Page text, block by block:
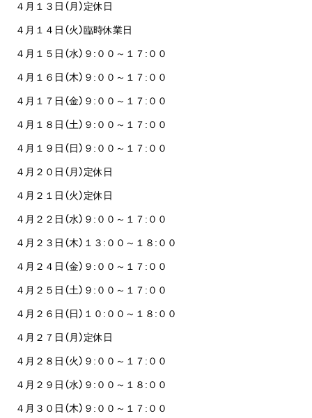
４月１３日（月）定休日
４月１４日（火）臨時休業日
４月１５日（水）９:００～１７:００
４月１６日（木）９:００～１７:００
４月１７日（金）９:００～１７:００
４月１８日（土）９:００～１７:００
４月１９日（日）９:００～１７:００
４月２０日（月）定休日
４月２１日（火）定休日
４月２２日（水）９:００～１７:００
４月２３日（木）１３:００～１８:００
４月２４日（金）９:００～１７:００
４月２５日（土）９:００～１７:００
４月２６日（日）１０:００～１８:００
４月２７日（月）定休日
４月２８日（火）９:００～１７:００
４月２９日（水）９:００～１８:００
４月３０日（木）９:００～１７:００